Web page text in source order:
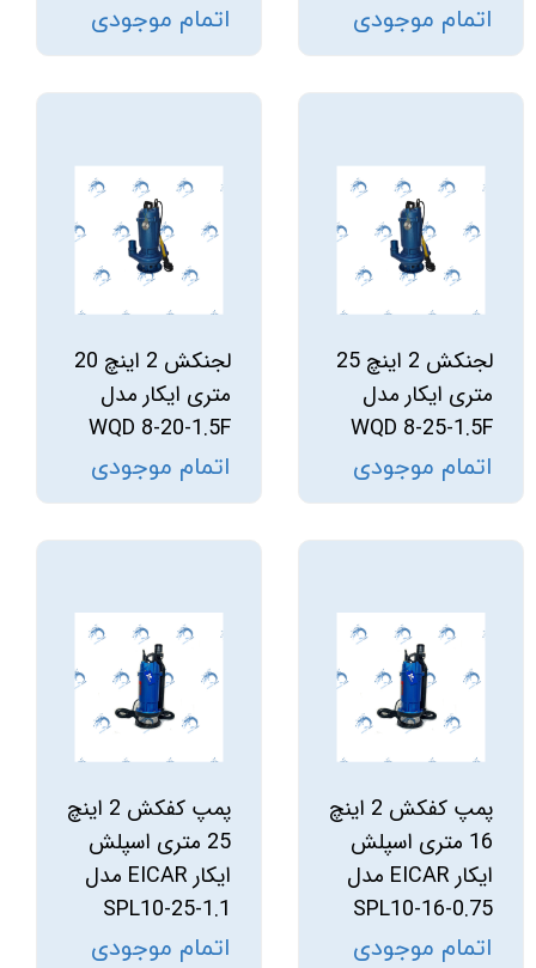
اتمام موجودی
اتمام موجودی
لجنکش 2 اینچ 25
متری ایکار مدل
WQD 8-25-1.5F
اتمام موجودی
لجنکش 2 اینچ 20
متری ایکار مدل
WQD 8-20-1.5F
اتمام موجودی
پمپ کفکش 2 اینچ
16 متری اسپلش
ایکار EICAR مدل
SPL10-16-0.75
اتمام موجودی
پمپ کفکش 2 اینچ
25 متری اسپلش
ایکار EICAR مدل
SPL10-25-1.1
اتمام موجودی